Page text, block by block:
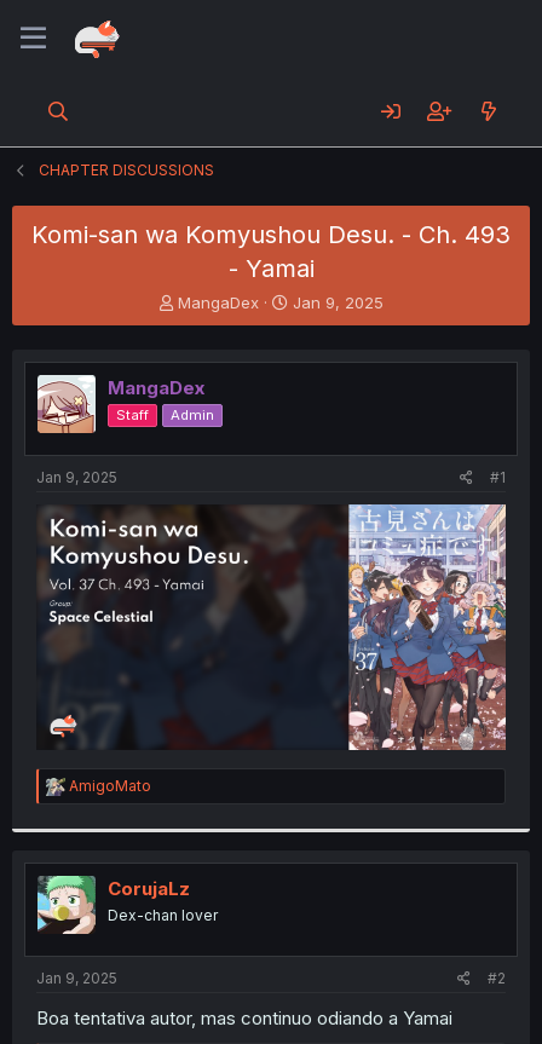
CHAPTER DISCUSSIONS
Komi-san wa Komyushou Desu. - Ch. 493
- Yamai
T
h
e
a
d
s
t
e
r
MangaDex
S
t
r
t
Jan 9, 2025
MangaDex
Staff Admin
Jan 9, 2025 #1
R
e
t
i
o
n
s
:
AmigoMato
CorujaLz
Dex-chan lover
Jan 9, 2025 #2
Boa tentativa autor, mas continuo odiando a Yamai